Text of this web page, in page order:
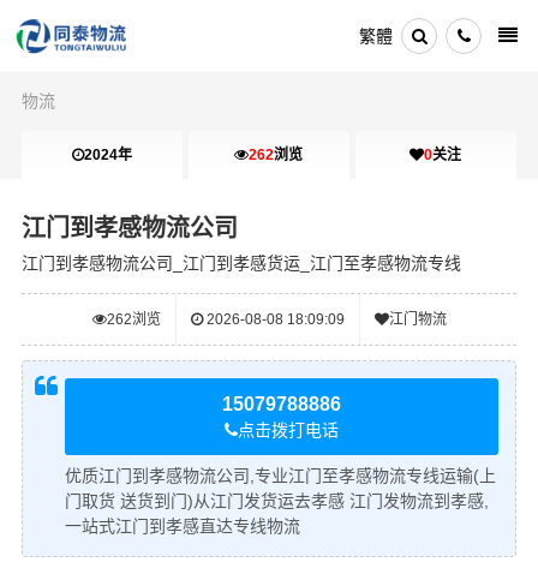
繁體
物流
2024年 262浏览 0关注
江门到孝感物流公司
江门到孝感物流公司_江门到孝感货运_江门至孝感物流专线
262浏览 2026-08-08 18:09:09 江门物流
15079788886
点击拨打电话
优质江门到孝感物流公司,专业江门至孝感物流专线运输(上
门取货 送货到门)从江门发货运去孝感 江门发物流到孝感,
一站式江门到孝感直达专线物流